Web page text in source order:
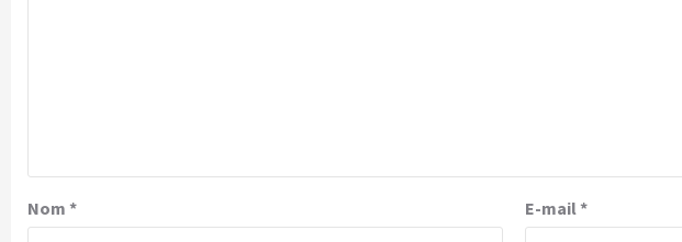
Nom * E-mail*